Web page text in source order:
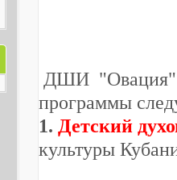
ДШИ "Овация"
программы
1. Детский
культуры